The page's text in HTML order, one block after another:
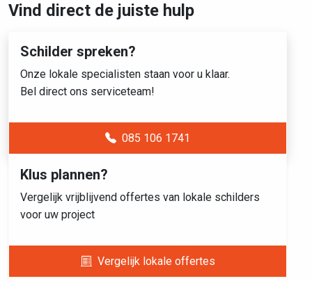
Vind direct de juiste hulp
Schilder spreken?
Onze lokale specialisten staan voor u klaar.
Bel direct ons serviceteam!
085 106 1741
Klus plannen?
Vergelijk vrijblijvend offertes van lokale schilders
voor uw project
Vergelijk lokale offertes